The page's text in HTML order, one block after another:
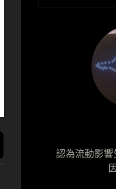
認為流動影響